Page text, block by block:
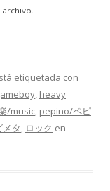
etiquetada con
, heavy
/music, pepino/ペピ
タ, ロック en